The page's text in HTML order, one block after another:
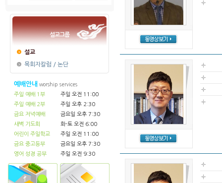
설교그룹
설교
목회자칼럼 / 논단
예배안내 worship services
주일 예배 1부
주일 오전 11:00
주일 예배 2부
주일 오후 2:30
금요 저녁예배
금요일 오후 7:30
새벽 기도회
화-토 오전 6:00
어린이 주일학교
주일 오전 11:00
금요 중고등부
금요일 오후 7:30
영어 성경 공부
주일 오전 9:30